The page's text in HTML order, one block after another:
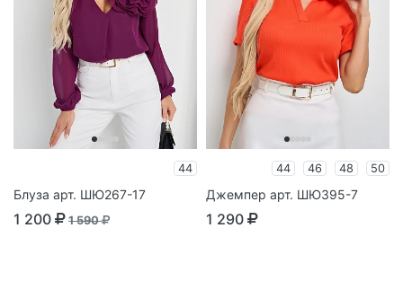
44
Блуза арт. ШЮ267-17
1 200 1 590
44 46 48 50
Джемпер арт. ШЮ395-7
1 290